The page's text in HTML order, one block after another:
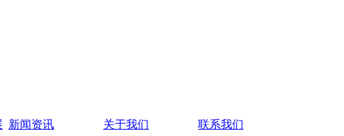
新闻资讯 关于我们 联系我们